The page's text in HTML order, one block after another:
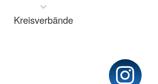
Kreisverbände